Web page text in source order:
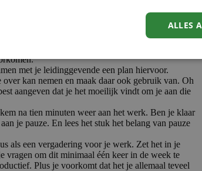
paar dagen vrij en tank bij. Je bent waarschijnlijk
rem intrappen. Werkverslaafd zijn is iets serieus
of onzekerheid komen. Wanneer je de reden
zijn moeilijk te verslaan en hulp zoeken is
met je leidinggevende een plan hiervoor.
kan nemen en maak daar ook gebruik van. Oh
aangeven dat je het moeilijk vindt om je aan die
na tien minuten weer aan het werk. Ben je klaar
je pauze. En lees het stuk het belang van pauze
als een vergadering voor je werk. Zet het in je
vragen om dit minimaal één keer in de week te
Plus je voorkomt dat het je allemaal teveel
ALLES